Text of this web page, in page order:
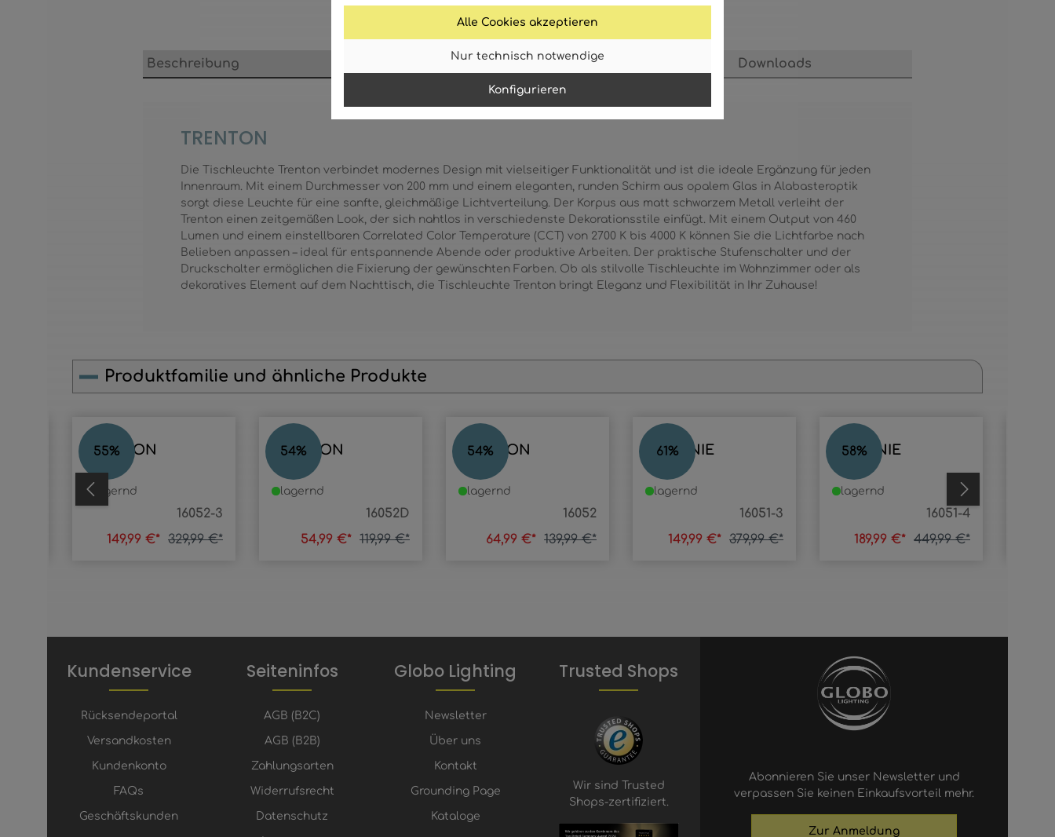
Alle Cookies akzeptieren
Nur technisch notwendige
Konfigurieren
Beschreibung Technische Daten Downloads
TRENTON
Die Tischleuchte Trenton verbindet modernes Design mit vielseitiger Funktionalität und ist die ideale Ergänzung für jeden
Innenraum. Mit einem Durchmesser von 200 mm und einem eleganten, runden Schirm aus opalem Glas in Alabasteroptik
sorgt diese Leuchte für eine sanfte, gleichmäßige Lichtverteilung. Der Korpus aus matt schwarzem Metall verleiht der
Trenton einen zeitgemäßen Look, der sich nahtlos in verschiedenste Dekorationsstile einfügt. Mit einem Output von 460
Lumen und einem einstellbaren Correlated Color Temperature (CCT) von 2700 K bis 4000 K können Sie die Lichtfarbe nach
Belieben anpassen – ideal für entspannende Abende oder produktive Arbeiten. Der praktische Stufenschalter und der
Druckschalter ermöglichen die Fixierung der gewünschten Farben. Ob als stilvolle Tischleuchte im Wohnzimmer oder als
dekoratives Element auf dem Nachttisch, die Tischleuchte Trenton bringt Eleganz und Flexibilität in Ihr Zuhause!
Produktfamilie und ähnliche Produkte
Produktgalerie überspringen
55%
TRENTON
16052-3
lagernd
149,99 €* 329,99 €*
54%
TRENTON
16052D
lagernd
54,99 €* 119,99 €*
54%
TRENTON
16052
lagernd
64,99 €* 139,99 €*
61%
STEFANIE
16051-3
lagernd
149,99 €* 379,99 €*
58%
STEFANIE
16051-4
lagernd
189,99 €* 449,99 €*
Kundenservice
Rücksendeportal
Versandkosten
Kundenkonto
FAQs
Geschäftskunden
Seiteninfos
AGB (B2C)
AGB (B2B)
Zahlungsarten
Widerrufsrecht
Datenschutz
Globo Lighting
Newsletter
Über uns
Kontakt
Grounding Page
Kataloge
Trusted Shops
Wir sind Trusted
Shops-zertifiziert.
Abonnieren Sie unser Newsletter und
verpassen Sie keinen Einkaufsvorteil mehr.
Zur Anmeldung